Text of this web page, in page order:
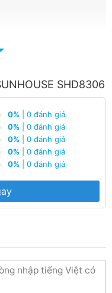
SHD8306
0% | 0 đánh giá
0% | 0 đánh giá
0% | 0 đánh giá
0% | 0 đánh giá
0% | 0 đánh giá